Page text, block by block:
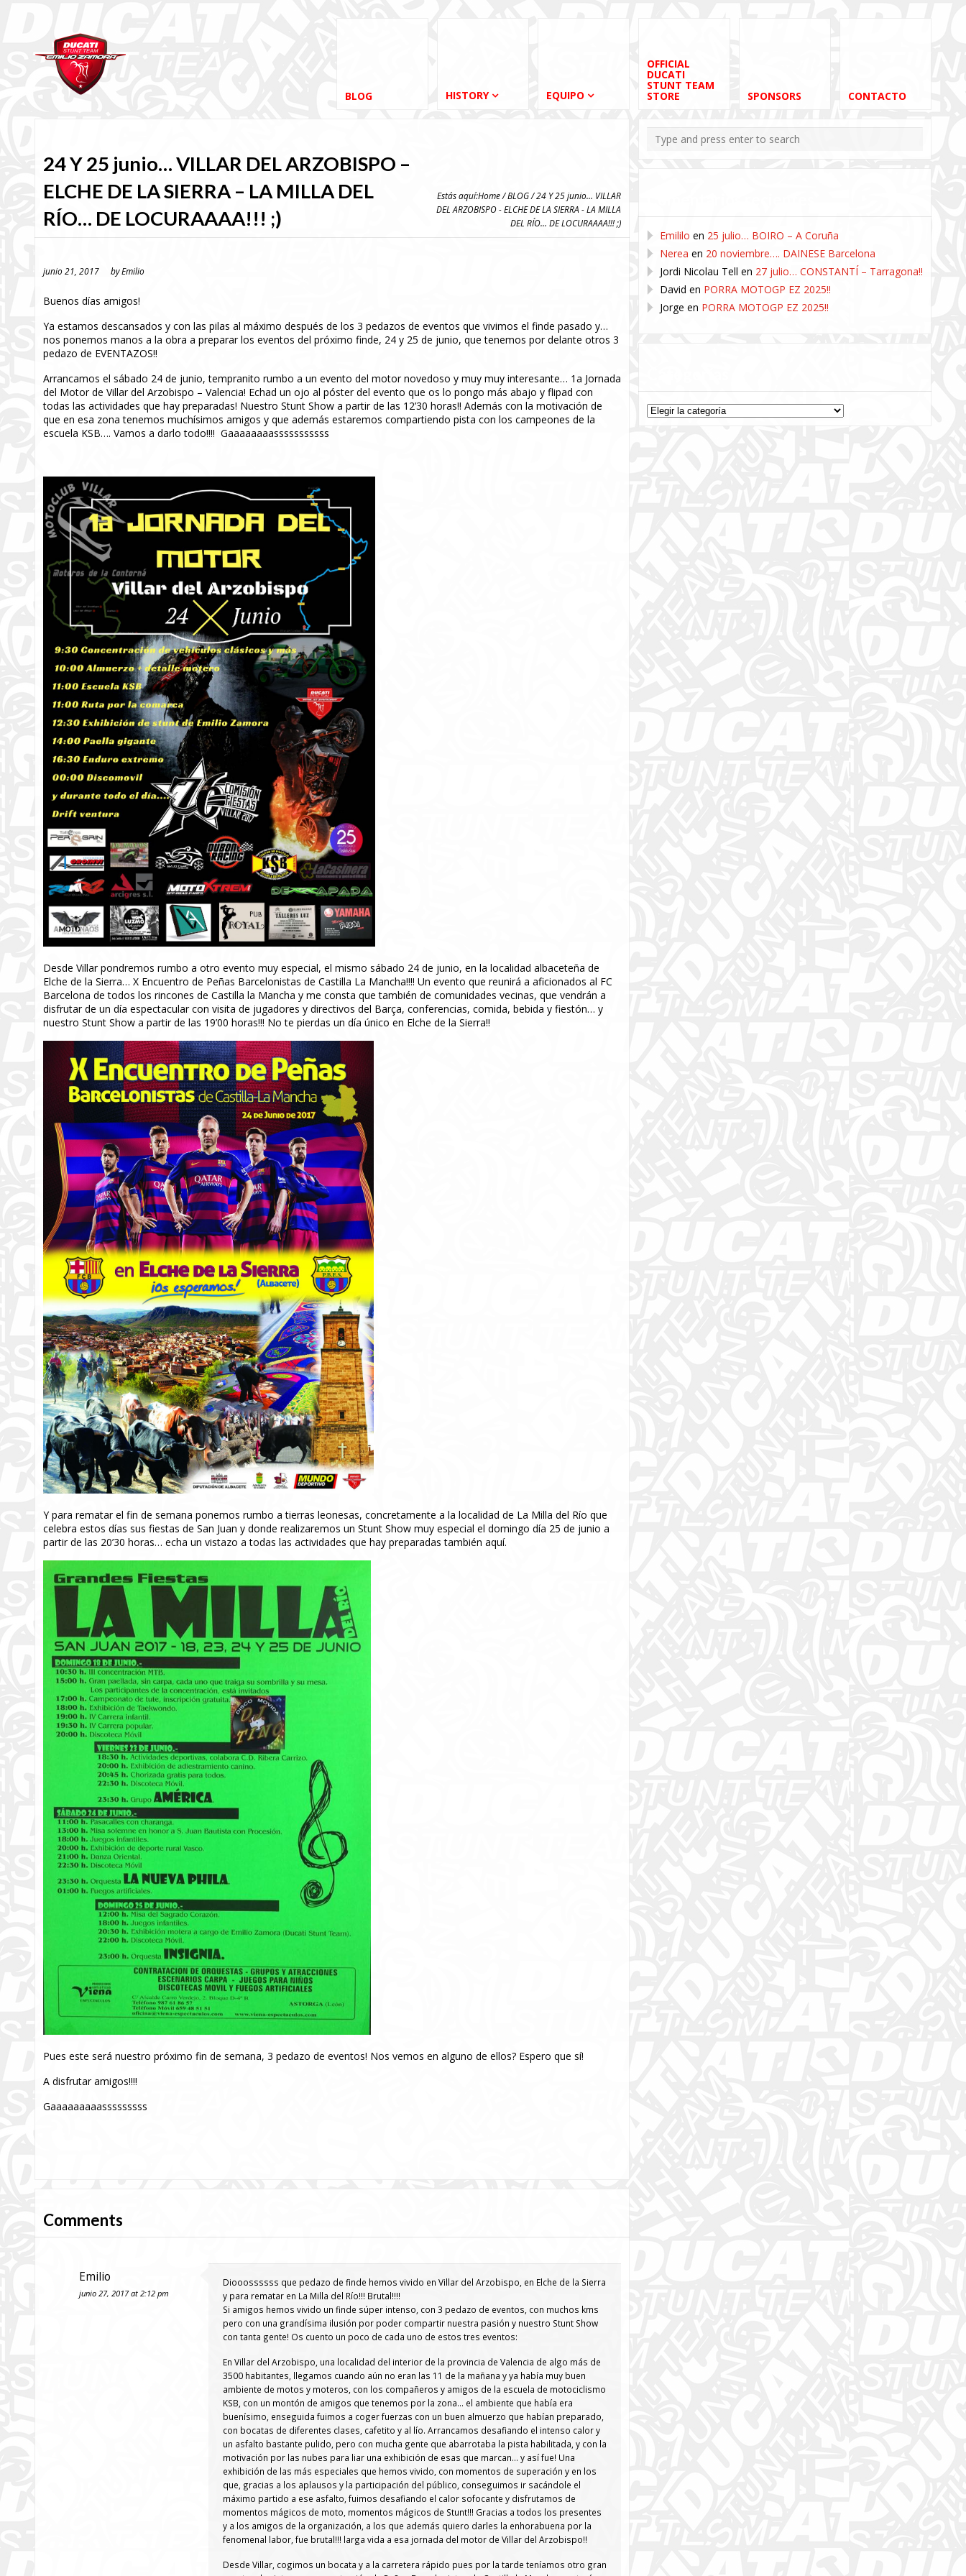
BLOG HISTORY EQUIPO
OFFICIAL
DUCATI
STUNT TEAM
STORE SPONSORS CONTACTO
24 Y 25 junio… VILLAR DEL ARZOBISPO –
ELCHE DE LA SIERRA – LA MILLA DEL
RÍO… DE LOCURAAAA!!! ;)
Estás aquí:Home/BLOG/ 24 Y 25 junio... VILLAR
DEL ARZOBISPO - ELCHE DE LA SIERRA - LA MILLA
DEL RÍO... DE LOCURAAAA!!! ;)
junio 21, 2017 byEmilio
Buenos días amigos!
Ya estamos descansados y con las pilas al máximo después de los 3 pedazos de eventos que vivimos el finde pasado y…
nos ponemos manos a la obra a preparar los eventos del próximo finde, 24 y 25 de junio, que tenemos por delante otros 3
pedazo de EVENTAZOS!!
Arrancamos el sábado 24 de junio, tempranito rumbo a un evento del motor novedoso y muy muy interesante… 1a Jornada
del Motor de Villar del Arzobispo – Valencia! Echad un ojo al póster del evento que os lo pongo más abajo y flipad con
todas las actividades que hay preparadas! Nuestro Stunt Show a partir de las 12’30 horas!! Además con la motivación de
que en esa zona tenemos muchísimos amigos y que además estaremos compartiendo pista con los campeones de la
escuela KSB…. Vamos a darlo todo!!!! Gaaaaaaaasssssssssss
Desde Villar pondremos rumbo a otro evento muy especial, el mismo sábado 24 de junio, en la localidad albaceteña de
Elche de la Sierra… X Encuentro de Peñas Barcelonistas de Castilla La Mancha!!!! Un evento que reunirá a aficionados al FC
Barcelona de todos los rincones de Castilla la Mancha y me consta que también de comunidades vecinas, que vendrán a
disfrutar de un día espectacular con visita de jugadores y directivos del Barça, conferencias, comida, bebida y fiestón… y
nuestro Stunt Show a partir de las 19’00 horas!!! No te pierdas un día único en Elche de la Sierra!!
Y para rematar el fin de semana ponemos rumbo a tierras leonesas, concretamente a la localidad de La Milla del Río que
celebra estos días sus fiestas de San Juan y donde realizaremos un Stunt Show muy especial el domingo día 25 de junio a
partir de las 20’30 horas… echa un vistazo a todas las actividades que hay preparadas también aquí.
Pues este será nuestro próximo fin de semana, 3 pedazo de eventos! Nos vemos en alguno de ellos? Espero que sí!
A disfrutar amigos!!!!
Gaaaaaaaaasssssssss
Comments
Emilio
junio 27, 2017 at 2:12 pm
Diooossssss que pedazo de finde hemos vivido en Villar del Arzobispo, en Elche de la Sierra
y para rematar en La Milla del Río!!! Brutal!!!!
Si amigos hemos vivido un finde súper intenso, con 3 pedazo de eventos, con muchos kms
pero con una grandísima ilusión por poder compartir nuestra pasión y nuestro Stunt Show
con tanta gente! Os cuento un poco de cada uno de estos tres eventos:
En Villar del Arzobispo, una localidad del interior de la provincia de Valencia de algo más de
3500 habitantes, llegamos cuando aún no eran las 11 de la mañana y ya había muy buen
ambiente de motos y moteros, con los compañeros y amigos de la escuela de motociclismo
KSB, con un montón de amigos que tenemos por la zona… el ambiente que había era
buenísimo, enseguida fuimos a coger fuerzas con un buen almuerzo que habían preparado,
con bocatas de diferentes clases, cafetito y al lío. Arrancamos desafiando el intenso calor y
un asfalto bastante pulido, pero con mucha gente que abarrotaba la pista habilitada, y con la
motivación por las nubes para liar una exhibición de esas que marcan… y así fue! Una
exhibición de las más especiales que hemos vivido, con momentos de superación y en los
que, gracias a los aplausos y la participación del público, conseguimos ir sacándole el
máximo partido a ese asfalto, fuimos desafiando el calor sofocante y disfrutamos de
momentos mágicos de moto, momentos mágicos de Stunt!!! Gracias a todos los presentes
y a los amigos de la organización, a los que además quiero darles la enhorabuena por la
fenomenal labor, fue brutal!!! larga vida a esa jornada del motor de Villar del Arzobispo!!
Desde Villar, cogimos un bocata y a la carretera rápido pues por la tarde teníamos otro gran
Emililo en 25 julio… BOIRO – A Coruña
Nerea en 20 noviembre…. DAINESE Barcelona
Jordi Nicolau Tell en 27 julio… CONSTANTÍ – Tarragona!!
David en PORRA MOTOGP EZ 2025!!
Jorge en PORRA MOTOGP EZ 2025!!
Categorías